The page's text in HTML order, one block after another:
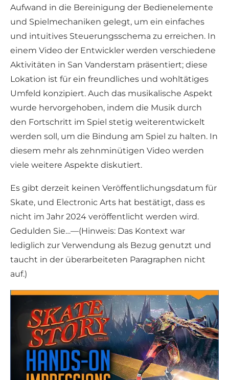
Aufwand in die Bereinigung der Bedienelemente
und Spielmechaniken gelegt, um ein einfaches
und intuitives Steuerungsschema zu erreichen. In
einem Video der Entwickler werden verschiedene
Aktivitäten in San Vanderstam präsentiert; diese
Lokation ist für ein freundliches und wohltätiges
Umfeld konzipiert. Auch das musikalische Aspekt
wurde hervorgehoben, indem die Musik durch
den Fortschritt im Spiel stetig weiterentwickelt
werden soll, um die Bindung am Spiel zu halten. In
diesem mehr als zehnminütigen Video werden
viele weitere Aspekte diskutiert.
Es gibt derzeit keinen Veröffentlichungsdatum für
Skate, und Electronic Arts hat bestätigt, dass es
nicht im Jahr 2024 veröffentlicht werden wird.
Gedulden Sie…—(Hinweis: Das Kontext war
lediglich zur Verwendung als Bezug genutzt und
taucht in der überarbeiteten Paragraphen nicht
auf.)